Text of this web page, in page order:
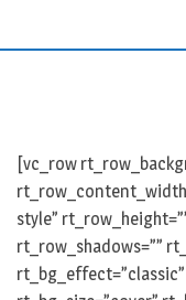
[vc_row
style”
rt_row_shadows=””